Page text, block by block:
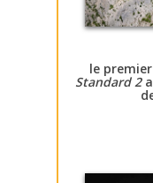
le
Standard 2